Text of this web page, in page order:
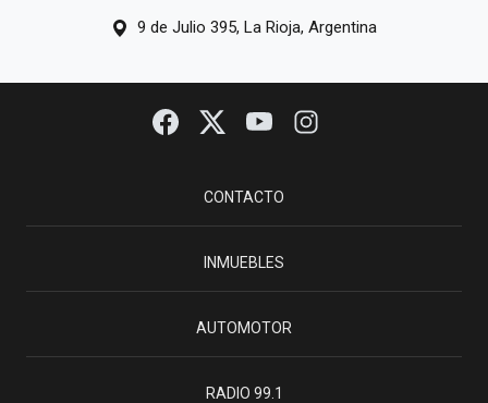
9 de Julio 395, La Rioja, Argentina
CONTACTO
INMUEBLES
AUTOMOTOR
RADIO 99.1